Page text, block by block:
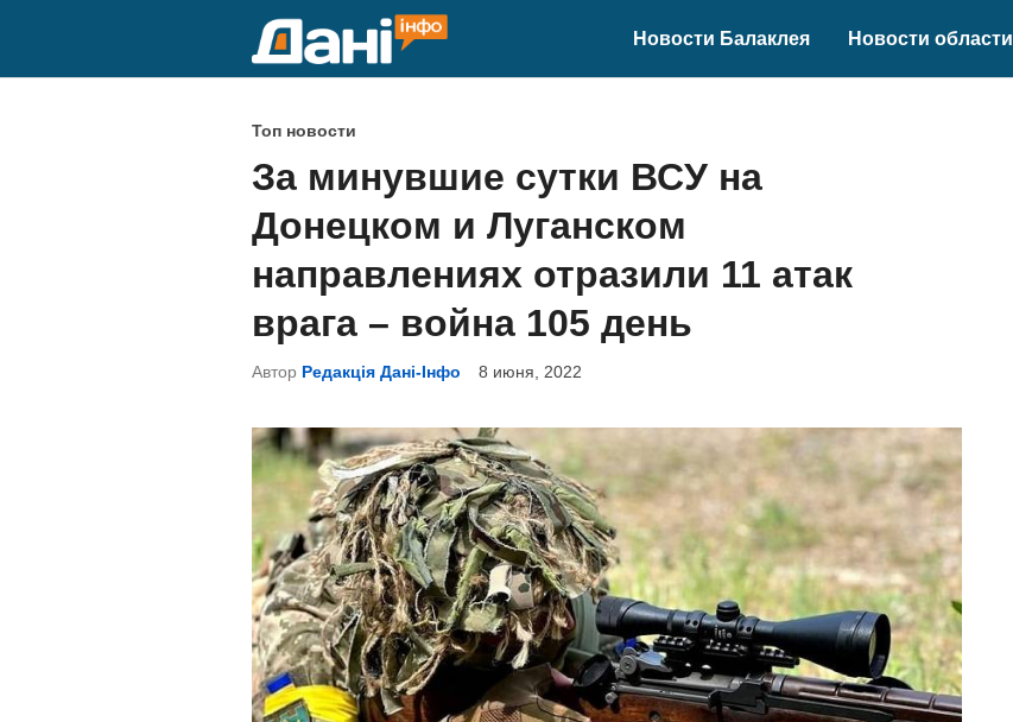
Новости Балаклея Новости области
О
п
у
б
л
и
о
а
н
о
Топ новости
За минувшие сутки ВСУ на
Донецком и Луганском
направлениях отразили 11 атак
врага – война 105 день
Автор Редакція Дані-Інфо 8 июня, 2022